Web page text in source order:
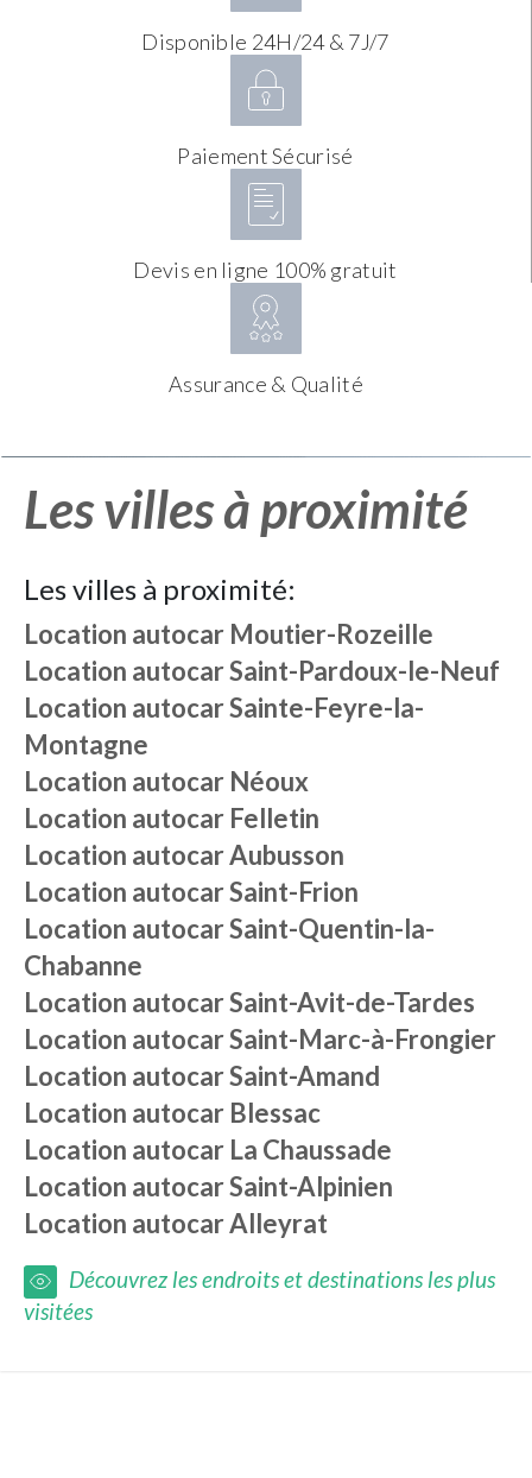
Disponible 24H/24 & 7J/7
Paiement Sécurisé
Devis en ligne 100% gratuit
Assurance & Qualité
Les villes à proximité
Les villes à proximité:
Location autocar Moutier-Rozeille
Location autocarSaint-Pardoux-le-Neuf
Location autocarSainte-Feyre-la-
Montagne
Location autocar Néoux
Location autocar Felletin
Location autocarAubusson
Location autocarSaint-Frion
Location autocarSaint-Quentin-la-
Chabanne
Location autocarSaint-Avit-de-Tardes
Location autocarSaint-Marc-à-Frongier
Location autocarSaint-Amand
Location autocar Blessac
Location autocar La Chaussade
Location autocarSaint-Alpinien
Location autocarAlleyrat
Découvrez les endroits et destinations les plus
visitées